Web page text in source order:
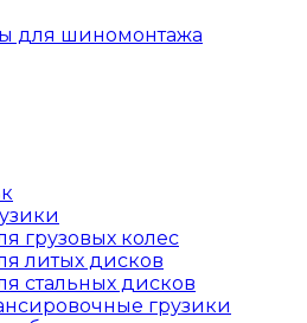
для шиномонтажа
грузовых колес
литых дисков
стальных дисков
грузики